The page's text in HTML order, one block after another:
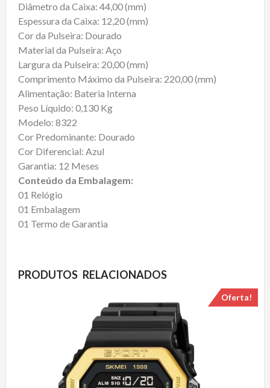
Diâmetro da Caixa: 44,00 (mm)
Espessura da Caixa: 12,20 (mm)
Cor da Pulseira: Dourado
Material da Pulseira: Aço
Largura da Pulseira: 20,00 (mm)
Comprimento Máximo da Pulseira: 220,00 (mm)
Alimentação: Bateria Interna
Peso Líquido: 0,130 Kg
Modelo: 8322
Cor Predominante: Dourado
Cor Diferencial: Azul
Garantia: 12 Meses
Conteúdo da Embalagem:
01 Relógio
01 Embalagem
01 Termo de Garantia
PRODUTOS RELACIONADOS
Oferta!